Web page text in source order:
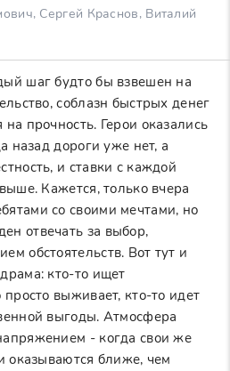
Сергей Краснов, Виталий
шаг будто бы взвешен на
соблазн быстрых денег
прочность. Герои оказались
назад дороги уже нет, а
и ставки с каждой
Кажется, только вчера
со своими мечтами, но
отвечать за выбор,
обстоятельств. Вот тут и
кто-то ищет
просто выживает, кто-то идет
выгоды. Атмосфера
- когда свои же
оказываются ближе, чем